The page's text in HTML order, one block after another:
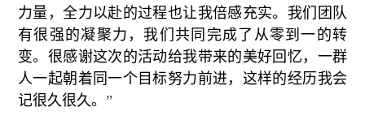
力量，全力以赴的过程也让我倍感充实。我们团队
有很强的凝聚力，我们共同完成了从零到一的转
变。很感谢这次的活动给我带来的美好回忆，一群
人一起朝着同一个目标努力前进，这样的经历我会
记很久很久。 ”